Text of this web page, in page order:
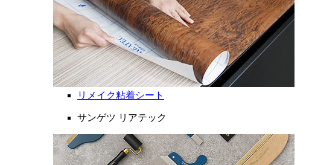
リメイク粘着シート
サンゲツ リアテック